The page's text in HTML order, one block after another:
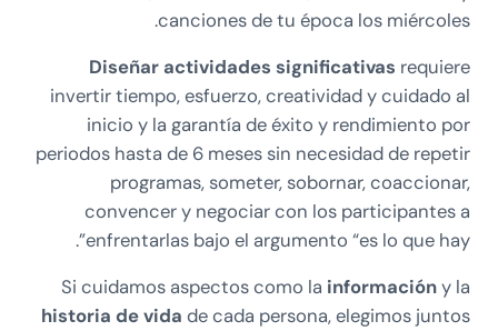
canciones de tu época los miércoles.
Diseñar actividades significativas requiere
invertir tiempo, esfuerzo, creatividad y cuidado al
inicio y la garantía de éxito y rendimiento por
periodos hasta de 6 meses sin necesidad de repetir
programas, someter, sobornar, coaccionar,
convencer y negociar con los participantes a
enfrentarlas bajo el argumento “es lo que hay”.
Si cuidamos aspectos como la informacióny la
historia de vida de cada persona, elegimos juntos